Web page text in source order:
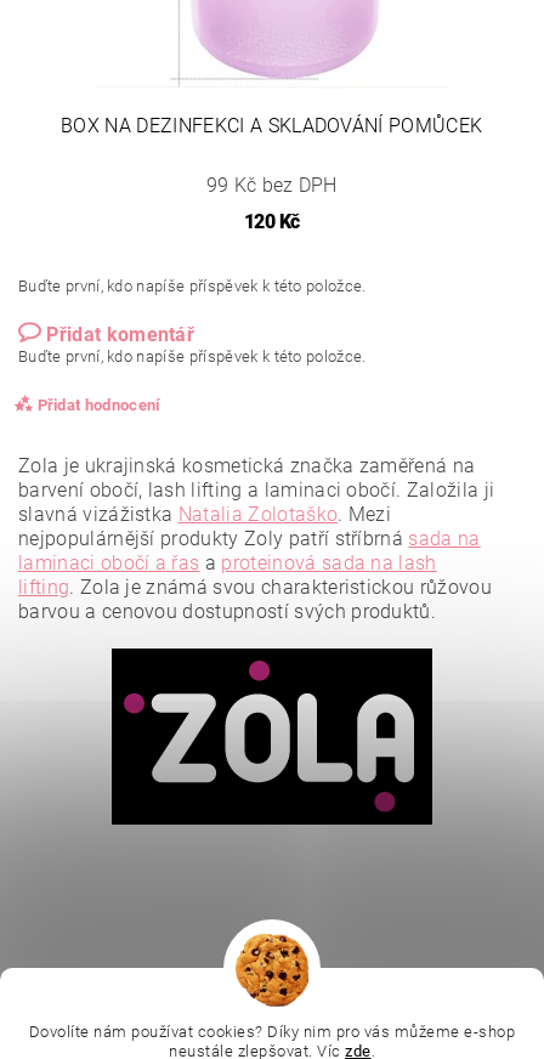
BOX NA DEZINFEKCI A SKLADOVÁNÍ POMŮCEK
99 Kč bez DPH
120 Kč
Buďte první, kdo napíše příspěvek k této položce.
Přidat komentář
Buďte první, kdo napíše příspěvek k této položce.
Přidat hodnocení
Vložením hodnocení souhlasíte sezásadami ochrany
Zola je ukrajinská kosmetická značka zaměřená na
barvení obočí, lash lifting a laminaci obočí. Založila ji
slavná vizážistka Natalia Zolotaško. Mezi
nejpopulárnější produkty Zoly patří stříbrná sada na
laminaci obočí a řas a proteinová sada na lash
lifting. Zola je známá svou charakteristickou růžovou
barvou a cenovou dostupností svých produktů.
L.C.P. Paris |
Online kosmetické kurzy | Kozmetickyobchod.sk
Dovolíte nám používat cookies? Díky nim pro vás můžeme e-shop
neustále zlepšovat. Víc zde.